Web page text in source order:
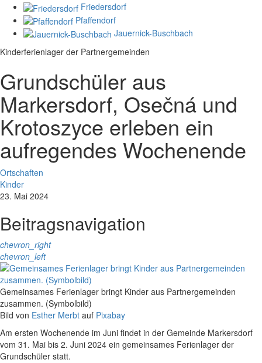
Friedersdorf
Pfaffendorf
Jauernick-Buschbach
Kinderferienlager der Partnergemeinden
Grundschüler aus
Markersdorf, Osečná und
Krotoszyce erleben ein
aufregendes Wochenende
Ortschaften
Kinder
23. Mai 2024
Beitragsnavigation
chevron_right
chevron_left
Gemeinsames Ferienlager bringt Kinder aus Partnergemeinden
zusammen. (Symbolbild)
Bild von Esther Merbt auf Pixabay
Am ersten Wochenende im Juni findet in der Gemeinde Markersdorf
vom 31. Mai bis 2. Juni 2024 ein gemeinsames Ferienlager der
Grundschüler statt.